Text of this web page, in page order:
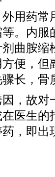
药常
。内服
曲胺缩
便，但
长，骨
故对
医生的
，即出